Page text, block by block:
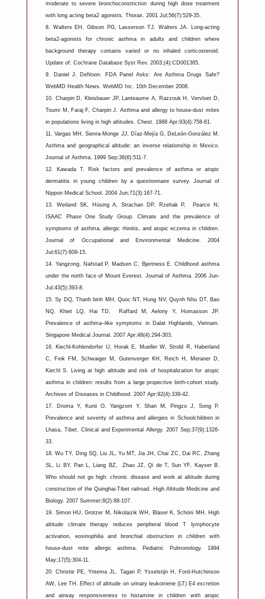
moderate to severe bronchoconstriction during high dose treatment
with long acting beta2 agonists. Thorax. 2001 Jul;56(7):529-35.
8. Walters EH, Gibson PG, Lasserson TJ, Walters JA. Long-acting
beta2-agonists for chronic asthma in adults and children where
background therapy contains varied or no inhaled corticosteroid.
Update of: Cochrane Database Syst Rev. 2003;(4):CD001385.
9.
Daniel J. DeNoon. FDA Panel Asks: Are Asthma Drugs Safe?
WebMD Health News. WebMD Inc. 10th December 2008.
10. Charpin D, Kleisbauer JP, Lanteaume A, Razzouk H, Vervloet D,
Toumi M, Faraj F, Charpin J. Asthma and allergy to house-dust mites
in populations living in high altitudes. Chest. 1988 Apr;93(4):758-61.
11. Vargas MH, Sienra-Monge JJ, Díaz-Mejía G, DeLeón-González M.
Asthma and geographical altitude: an inverse relationship in Mexico.
Journal of Asthma. 1999 Sep;36(6):511-7.
12.
Kawada T. Risk factors and prevalence of asthma or atopic
dermatitis in young children by a questionnaire survey. Journal of
Nippon Medical School. 2004 Jun;71(3):167-71.
13.
Weiland SK, Hüsing A, Strachan DP, Rzehak P, Pearce N;
ISAAC Phase One Study Group. Climate and the prevalence of
symptoms of asthma, allergic rhinitis, and atopic eczema in children.
Journal of Occupational and Environmental Medicine. 2004
Jul;61(7):609-15.
14. Yangzong, Nafstad P, Madsen C, Bjertness E. Childhood asthma
under the north face of Mount Everest. Journal of Asthma. 2006 Jun-
Jul;43(5):393-8.
15. Sy DQ, Thanh binh MH, Quoc NT, Hung NV, Quynh Nhu DT, Bao
NQ, Khiet LQ, Hai TD, Raffard M, Aelony Y, Homasson JP.
Prevalence of asthma–like symptoms in Dalat Highlands, Vietnam.
Singapore Medical Journal. 2007 Apr;48(4):294-303.
16. Kiechl-Kohlendorfer U, Horak E, Mueller W, Strobl R, Haberland
C, Fink FM, Schwaiger M, Gutenverger KH, Reich H, Meraner D,
Kiechl S. Living at high altitude and risk of hospitalization for atopic
asthma in children: results from a large propective birth-cohort study.
Archives of Diseases in Childhood. 2007 Apr;92(4):339-42.
17.
Droma Y, Kunii O, Yangzom Y, Shan M, Pingzo J, Song P.
Prevalence and severity of asthma and allergies in Schoolchildren in
Lhasa, Tibet. Clinical and Experimental Allergy. 2007 Sep;37(9):1326-
33.
18. Wu TY, Ding SQ, Liu JL, Yu MT, Jia JH, Chai ZC, Dai RC, Zhang
SL, Li BY, Pan L, Liang BZ, Zhao JZ, Qi de T, Sun YF, Kayser B.
Who should not go high: chronic disease and work at altitude during
construction of the Quinghai-Tibet railroad. High Altitude Medicine and
Biology. 2007 Summer;8(2):88-107.
19. Simon HU, Grotzer M, Nikolaizik WH, Blaser K, Schöni MH. High
altitude climate therapy reduces peripheral blood T lymphocyte
activation, eosinophilia and bronchial obstruction in children with
house-dust mite allergic asthma. Pediatric Pulmonology. 1994
May;17(5):304-11.
20. Christie PE, Yntema JL, Tagari P, Ysselstijn H, Ford-Hutchinson
AW, Lee TH. Effect of altitude on urinary leukotriene (LT) E4 excretion
and airway responsiveness to histamine in children with atopic